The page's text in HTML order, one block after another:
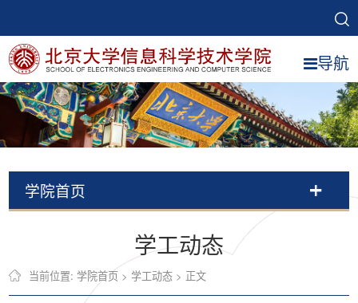
导航
学院首页
学工动态
当前位置:学院首页 >学工动态 > 正文